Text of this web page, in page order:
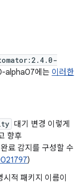
alpha07에는 이러한
대기 변경 이렇게
향후
료 감지를 구성할 수
)
시적 패키지 이름이